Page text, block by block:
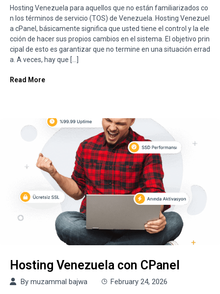
Hosting Venezuela para aquellos que no están familiarizados co
n los términos de servicio (TOS) de Venezuela. Hosting Venezuel
a cPanel, básicamente significa que usted tiene el control y la ele
cción de hacer sus propios cambios en el sistema. El objetivo prin
cipal de esto es garantizar que no termine en una situación errad
a. A veces, hay que […]
Read More
Hosting Venezuela con CPanel
By muzammal bajwa February 24, 2026